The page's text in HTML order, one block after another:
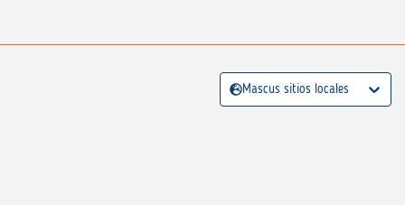
Mascus sitios locales